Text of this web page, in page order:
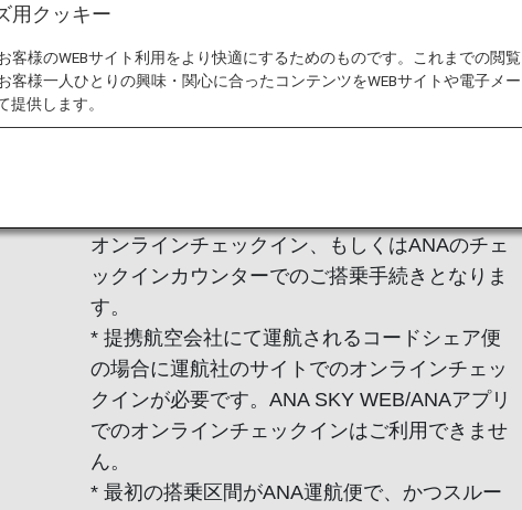
トをご確認ください
ズ運航便に関する情報
オンラインチェックイン、もしくはANAのチェ
ックインカウンターでのご搭乗手続きとなりま
す。
* 提携航空会社にて運航されるコードシェア便
の場合に運航社のサイトでのオンラインチェッ
クインが必要です。ANA SKY WEB/ANAアプリ
でのオンラインチェックインはご利用できませ
ん。
* 最初の搭乗区間がANA運航便で、かつスルー
用クッキー
客様のWEBサイト利用をより快適にするためのものです。これまでの閲覧
客様一人ひとりの興味・関心に合ったコンテンツをWEBサイトや電子メー
提供します。